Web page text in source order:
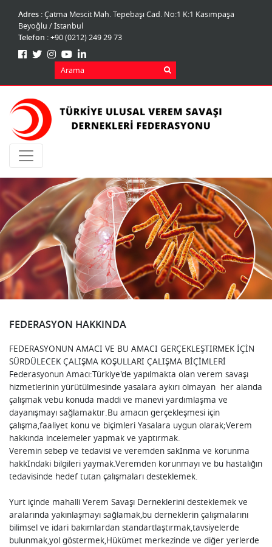
Adres :Çatma Mescit Mah. Tepebaşı Cad. No:1 K:1 Kasımpaşa
Beyoğlu / İstanbul
Telefon :+90 (0212) 249 29 73
FEDERASYON HAKKINDA
FEDERASYONUN AMACI VE BU AMACI GERÇEKLEŞTIRMEK İÇİN
SÜRDÜLECEK ÇALIŞMA KOŞULLARI ÇALIŞMA BİÇİMLERİ
Federasyonun Amacı:Türkiye'de yapılmakta olan verem savaşı
hizmetlerinin yürütülmesinde yasalara aykırı olmayan her alanda
çalışmak vebu konuda maddi ve manevi yardımlaşma ve
dayanışmayı sağlamaktır.Bu amacın gerçekleşmesi için
çalışma,faaliyet konu ve biçimleri Yasalara uygun olarak;Verem
hakkında incelemeler yapmak ve yaptırmak.
Veremin sebep ve tedavisi ve veremden sakInma ve korunma
hakkIndaki bilgileri yaymak.Veremden korunmayı ve bu hastalığın
tedavisinde hedef tutan çalışmaları desteklemek.
Yurt içinde mahalli Verem Savaşı Derneklerini desteklemek ve
aralarında yakınlaşmayı sağlamak,bu derneklerin çalışmalarını
bilimsel ve idari bakımlardan standartlaştırmak,tavsiyelerde
bulunmak,yol göstermek,Hükümet merkezinde ve diğer yerlerde